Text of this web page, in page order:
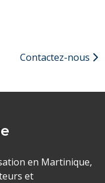
Contactez-nous
en Martinique,
et